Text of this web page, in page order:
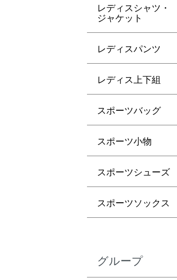
レディスシャツ・
ジャケット
レディスパンツ
レディス上下組
スポーツバッグ
スポーツ小物
スポーツシューズ
スポーツソックス
グループ